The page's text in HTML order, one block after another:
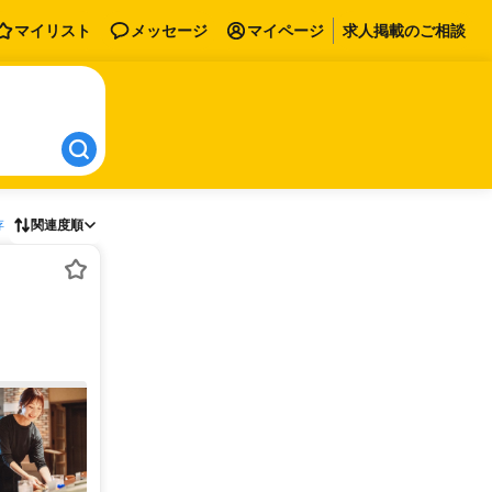
マイリスト メッセージ マイページ 求人掲載のご相談
関連度順